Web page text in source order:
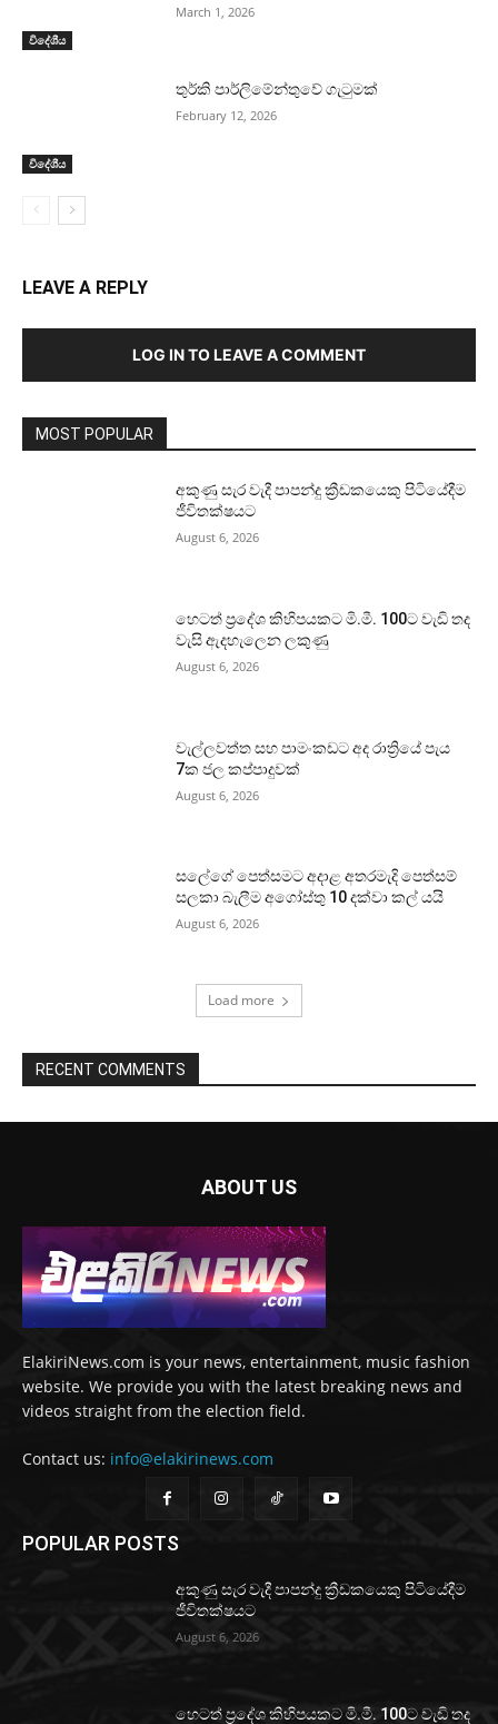
විදේශීය
March 1, 2026
විදේශීය
තුර්කි පාර්ලිමේන්තුවේ ගැටුමක්
February 12, 2026
LEAVE A REPLY
LOG IN TO LEAVE A COMMENT
MOST POPULAR
අකුණු සැර වැදී පාපන්දු ක්‍රීඩකයෙකු පිටියේදීම
ජීවිතක්ෂයට
August 6, 2026
හෙටත් ප්‍රදේශ කිහිපයකට මි.මී. 100ට වැඩි තද
වැසි ඇදහැලෙන ලකුණු
August 6, 2026
වැල්ලවත්ත සහ පාමංකඩට අද රාත්‍රියේ පැය
7ක ජල කප්පාදුවක්
August 6, 2026
සලේගේ පෙත්සමට අදාළ අතරමැදි පෙත්සම්
සලකා බැලීම අගෝස්තු 10 දක්වා කල් යයි
August 6, 2026
Load more
RECENT COMMENTS
ABOUT US
ElakiriNews.com is your news, entertainment, music fashion
website. We provide you with the latest breaking news and
videos straight from the election field.
Contact us: info@elakirinews.com
POPULAR POSTS
අකුණු සැර වැදී පාපන්දු ක්‍රීඩකයෙකු පිටියේදීම
ජීවිතක්ෂයට
August 6, 2026
හෙටත් ප්‍රදේශ කිහිපයකට මි.මී. 100ට වැඩි තද